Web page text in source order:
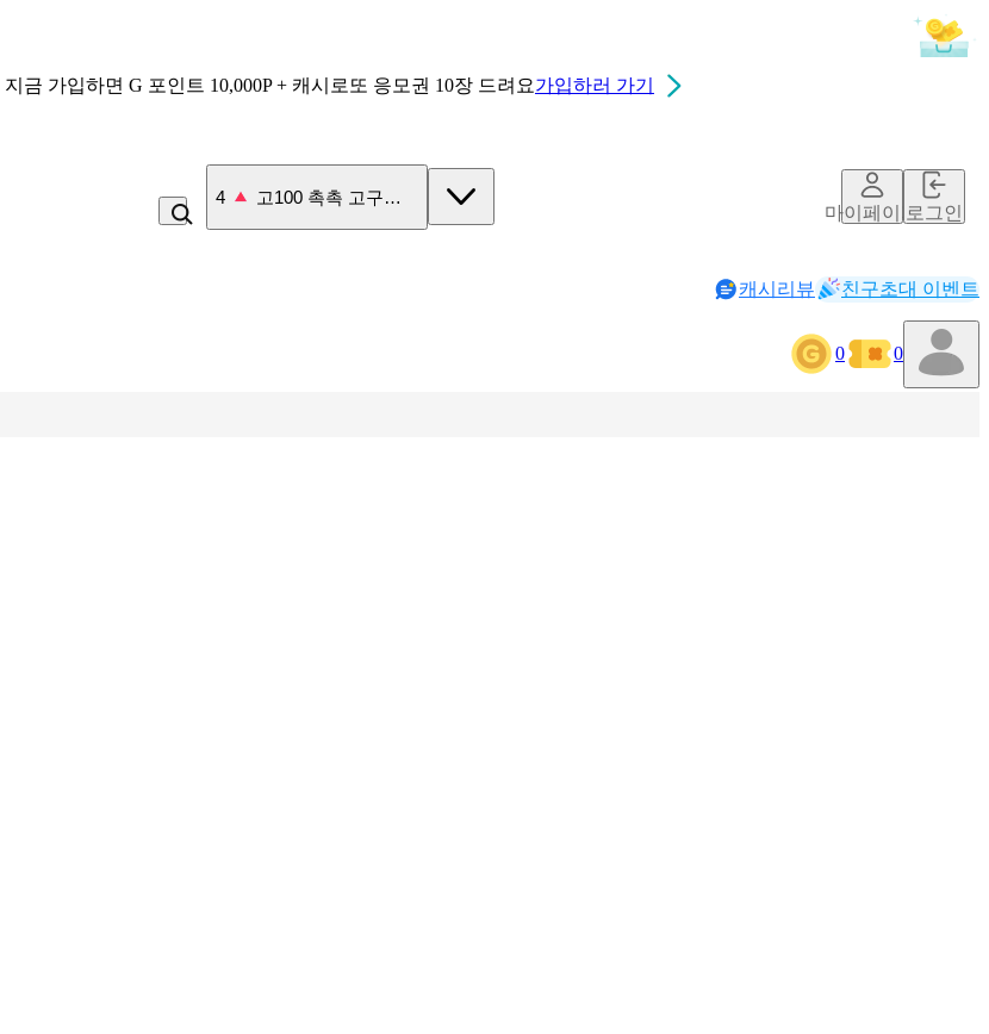
지금 가입하면 G 포인트 10,000P + 캐시로또 응모권 10장 드려요가입하러 가기
4 고100 촉촉 고구마 스틱
마이페이지로그인
캐시리뷰 친구초대 이벤트
0 0